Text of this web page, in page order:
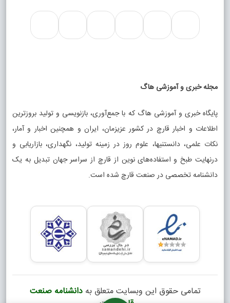
مجله خبری و آموزشی هاگ
پایگاه خبری و آموزشی هاگ که با جمع‌آوری، بازنویسی و تولید بروزترین
اطلاعات و اخبار قارچ در کشور عزیزمان، ایران و همچنین اخبار و آمار،
نکات علمی، دانستنیها، علوم روز در زمینه تولید، نگهداری، بازاریابی و
درنهایت طبخ و استفاده‌های نوین از قارچ از سراسر جهان تبدیل به یک
دانشنامه تخصصی در صنعت قارچ شده است.
تمامی حقوق این وبسایت متعلق بهدانشنامه صنعت